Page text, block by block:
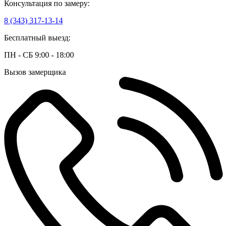
Консультация по замеру:
8 (343) 317-13-14
Бесплатный выезд:
ПН - СБ 9:00 - 18:00
Вызов замерщика